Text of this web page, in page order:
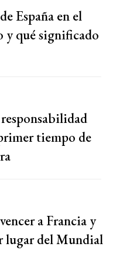
España en el
y qué significado
tiempo de
a Francia y
lugar del Mundial